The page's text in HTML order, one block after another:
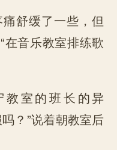
舒缓了一些，但
在音乐教室排练歌
室的班长的异
？”说着朝教室后